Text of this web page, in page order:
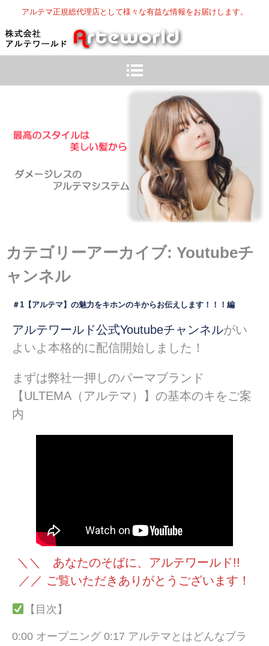
アルテマ正規総代理店として様々な有益な情報をお届けします。
カテゴリーアーカイブ: Youtubeチ
ャンネル
＃1【アルテマ】の魅力をキホンのキからお伝えします！！！編
アルテワールド公式Youtubeチャンネルがい
よいよ本格的に配信開始しました！
まずは弊社一押しのパーマブランド
【ULTEMA（アルテマ）】の基本のキをご案
内
＼＼ あなたのそばに、アルテワールド!!
／／ ご覧いただきありがとうございます！
【目次】
0:00 オープニング 0:17 アルテマとはどんなブラ